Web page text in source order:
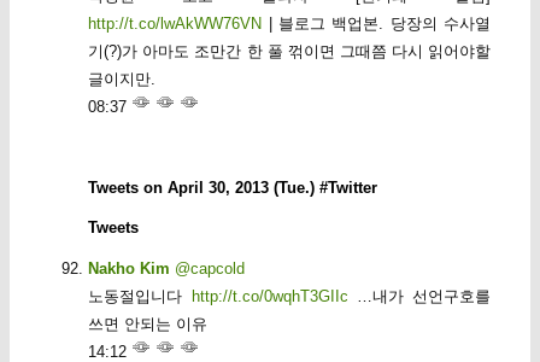
http://t.co/lwAkWW76VN | 블로그 백업본. 당장의 수사열
기(?)가 아마도 조만간 한 풀 꺾이면 그때쯤 다시 읽어야할
글이지만.
08:37
Tweets on April 30, 2013 (Tue.) #Twitter
Tweets
Nakho Kim @capcold
노동절입니다
http://t.co/0wqhT3GIIc …내가 선언구호를
쓰면 안되는 이유
14:12